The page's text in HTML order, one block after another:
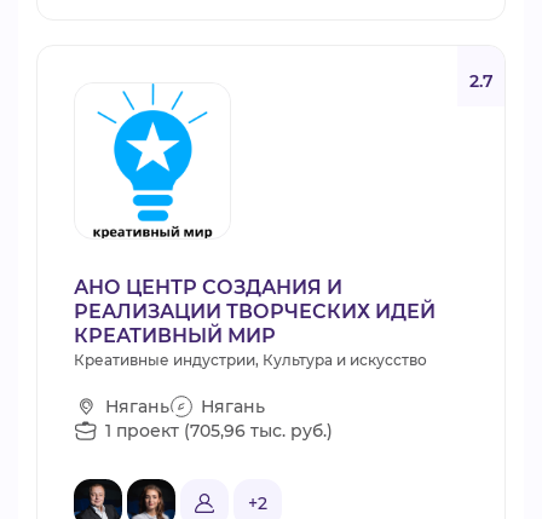
2.7
АНО ЦЕНТР СОЗДАНИЯ И
РЕАЛИЗАЦИИ ТВОРЧЕСКИХ ИДЕЙ
КРЕАТИВНЫЙ МИР
Креативные индустрии, Культура и искусство
Нягань
Нягань
1 проект (705,96 тыс. руб.)
+2